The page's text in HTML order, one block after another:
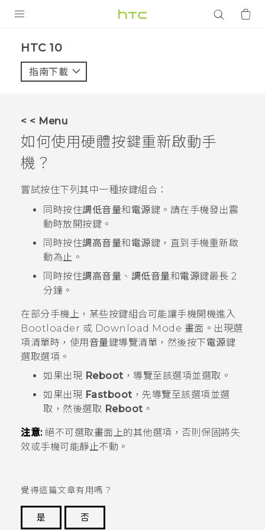
VIVE
VIVERSE
應用程式
支援服務
HTC 10‎
指南下載
< < Menu
如何使用硬體按鍵重新啟動手
機？
嘗試按住下列其中一種按鍵組合：
同時按住調低音量和 電源鍵。請在手機發出震
動時放開按鍵。
同時按住調高音量和 電源鍵，直到手機重新啟
動為止。
同時按住調高音量 、 調低音量和電源鍵最長 2
分鐘。
在部分手機上，某些按鍵組合可能讓手機開機進入
Bootloader 或 Download Mode 畫面。出現選
項清單時，使用 音量鍵導覽清單，然後按下電源鍵
選取選項。
如果出現 Reboot ，導覽至該選項並選取。
如果出現 Fastboot ，先導覽至該選項並選
取，然後選取 Reboot 。
注意:絕不可選取畫面上的其他選項，否則保固將失
效或手機可能靜止不動。
覺得這篇文章有用嗎？
是
否